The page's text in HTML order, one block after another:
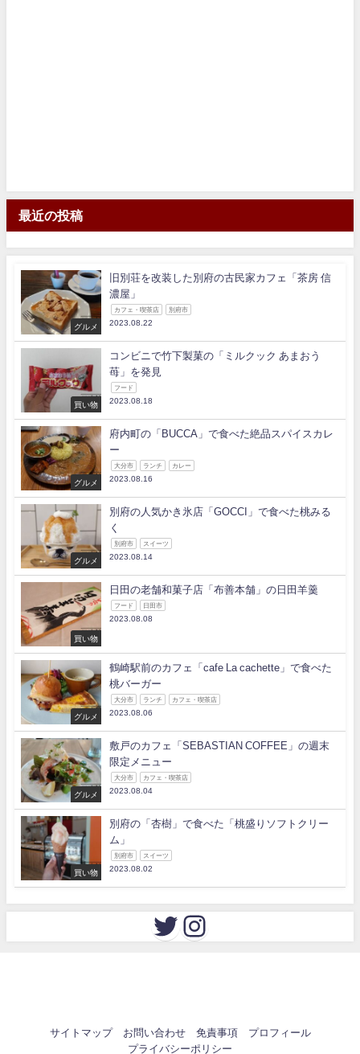
最近の投稿
グルメ
旧別荘を改装した別府の古民家カフェ「茶房 信
濃屋」
カフェ・喫茶店 別府市
2023.08.22
買い物
コンビニで竹下製菓の「ミルクック あまおう
苺」を発見
フード
2023.08.18
グルメ
府内町の「BUCCA」で食べた絶品スパイスカレ
ー
大分市 ランチ カレー
2023.08.16
グルメ
別府の人気かき氷店「GOCCI」で食べた桃みる
く
別府市 スイーツ
2023.08.14
買い物
日田の老舗和菓子店「布善本舗」の日田羊羹
フード 日田市
2023.08.08
グルメ
鶴崎駅前のカフェ「cafe La cachette」で食べた
桃バーガー
大分市 ランチ カフェ・喫茶店
2023.08.06
グルメ
敷戸のカフェ「SEBASTIAN COFFEE」の週末
限定メニュー
大分市 カフェ・喫茶店
2023.08.04
買い物
別府の「杏樹」で食べた「桃盛りソフトクリー
ム」
別府市 スイーツ
2023.08.02
サイトマップ お問い合わせ 免責事項
プロフィール
プライバシーポリシー